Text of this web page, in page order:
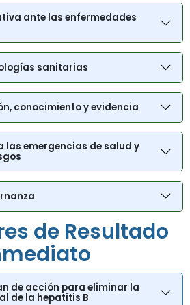
ante las enfermedades
sanitarias
conocimiento y evidencia
las emergencias de salud y
de Resultado
de acción para eliminar la
de la hepatitis B